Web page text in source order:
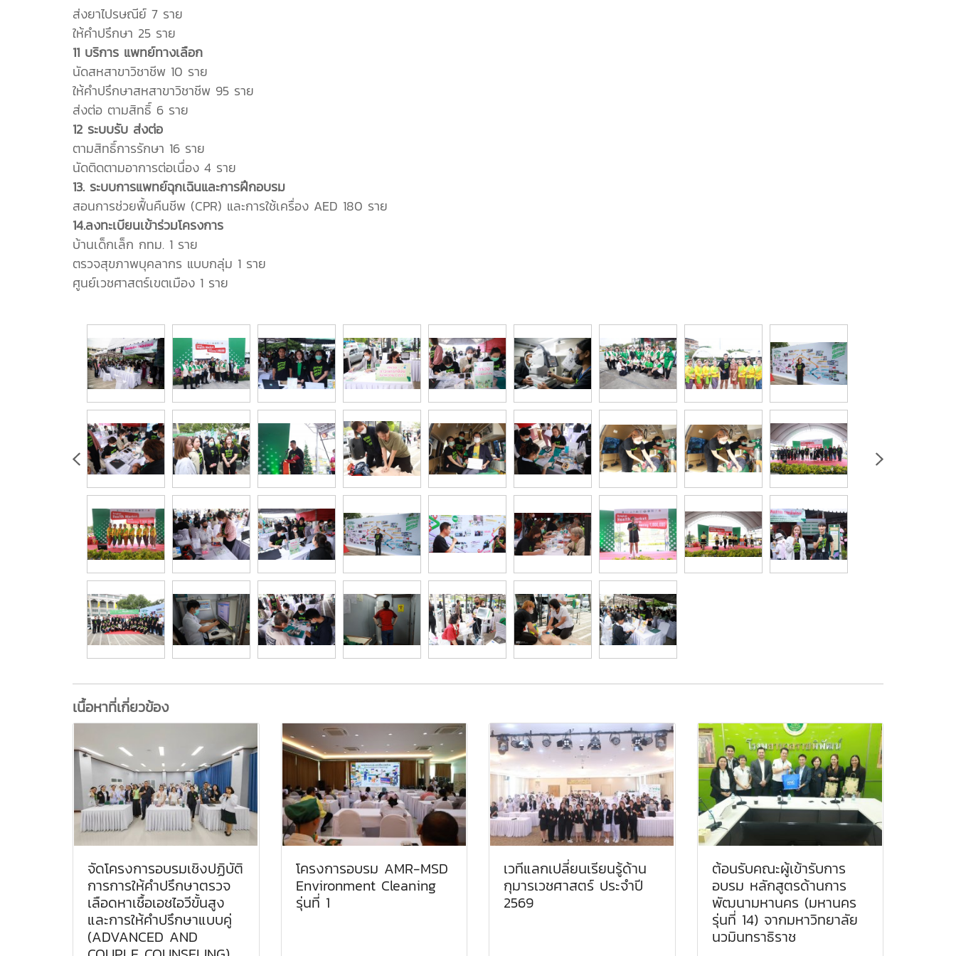
ส่งยาไปรษณีย์ 7 ราย
ให้คำปรึกษา 25 ราย
11 บริการ แพทย์ทางเลือก
นัดสหสาขาวิชาชีพ 10 ราย
ให้คำปรึกษาสหสาขาวิชาชีพ 95 ราย
ส่งต่อ ตามสิทธิ์ 6 ราย
12 ระบบรับ ส่งต่อ
ตามสิทธิ์การรักษา 16 ราย
นัดติดตามอาการต่อเนื่อง 4 ราย
13. ระบบการแพทย์ฉุกเฉินและการฝึกอบรม
สอนการช่วยฟื้นคืนชีพ (CPR) และการใช้เครื่อง AED 180 ราย
14.ลงทะเบียนเข้าร่วมโครงการ
บ้านเด็กเล็ก กทม. 1 ราย
ตรวจสุขภาพบุคลากร แบบกลุ่ม 1 ราย
ศูนย์เวชศาสตร์เขตเมือง 1 ราย
เนื้อหาที่เกี่ยวข้อง
จัดโครงการอบรมเชิงปฏิบัติ
การการให้คำปรึกษาตรวจ
เลือดหาเชื้อเอชไอวีขั้นสูง
และการให้คำปรึกษาแบบคู่
(ADVANCED AND
โครงการอบรม AMR-MSD
Environment Cleaning
รุ่นที่ 1
เวทีแลกเปลี่ยนเรียนรู้ด้าน
กุมารเวชศาสตร์ ประจำปี
2569
ต้อนรับคณะผู้เข้ารับการ
อบรม หลักสูตรด้านการ
พัฒนามหานคร (มหานคร
รุ่นที่ 14) จากมหาวิทยาลัย
นวมินทราธิราช